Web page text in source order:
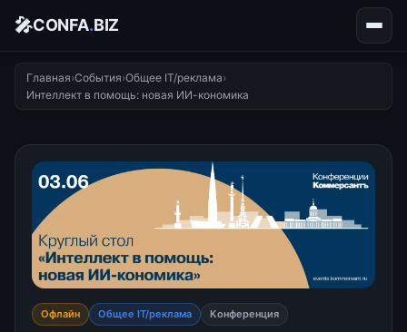
🎤CONFA.BIZ
Главная›События›Общее IT/реклама›
Интеллект в помощь: новая ИИ-кономика
Офлайн Общее IT/реклама Конференция